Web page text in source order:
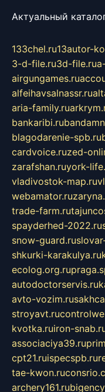
Актуальный
133chel.ru13autor-
3-d-file.ru3d-file.ru
airgungames.ru
alfeihavsalnassr.ru
aria-family.ru
bankaribi.ru
blagodarenie-spb.ru
cardvoice.ruzed-
zarafshan.ruyork-
vladivostok-map.ru
webamator.ru
trade-farm.ru
spayderhed-2022.ru
snow-guard.ru
shkurki-karakulya.ru
ecolog.org.ru
autodoctorservis.ru
avto-vozim.ru
stroyavt.ru
kvotka.ruiron-
associaciya39.ru
cpt21.ruispecspb.ru
tae-kwon.ru
archery161.ru